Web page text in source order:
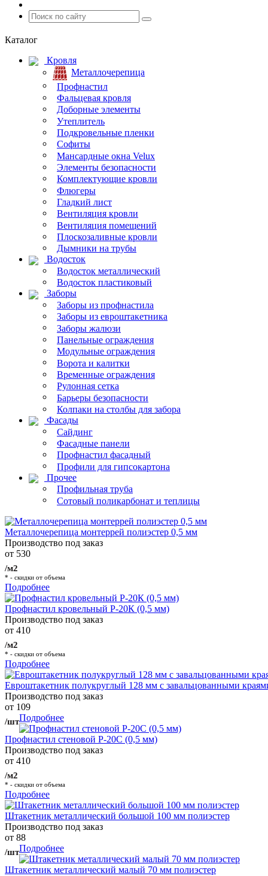
Каталог
Кровля
Металлочерепица
Профнастил
Фальцевая кровля
Доборные элементы
Утеплитель
Подкровельные пленки
Софиты
Мансардные окна Velux
Элементы безопасности
Комплектующие кровли
Флюгеры
Гладкий лист
Вентиляция кровли
Вентиляция помещений
Плоскозаливные кровли
Дымники на трубы
Водосток
Водосток металлический
Водосток пластиковый
Заборы
Заборы из профнастила
Заборы из евроштакетника
Заборы жалюзи
Панельные ограждения
Модульные ограждения
Ворота и калитки
Временные ограждения
Рулонная сетка
Барьеры безопасности
Колпаки на столбы для забора
Фасады
Сайдинг
Фасадные панели
Профнастил фасадный
Профили для гипсокартона
Прочее
Профильная труба
Сотовый поликарбонат и теплицы
Металлочерепица монтеррей полиэстер 0,5 мм
Производство под заказ
от 530
/м2
* - скидки от объема
Подробнее
Профнастил кровельный Р-20К (0,5 мм)
Производство под заказ
от 410
/м2
* - скидки от объема
Подробнее
Евроштакетник полукруглый 128 мм с завальцованными
Производство под заказ
от 109
/штПодробнее
Профнастил стеновой Р-20С (0,5 мм)
Производство под заказ
от 410
/м2
* - скидки от объема
Подробнее
Штакетник металлический большой 100 мм полиэстер
Производство под заказ
от 88
/штПодробнее
Штакетник металлический малый 70 мм полиэстер